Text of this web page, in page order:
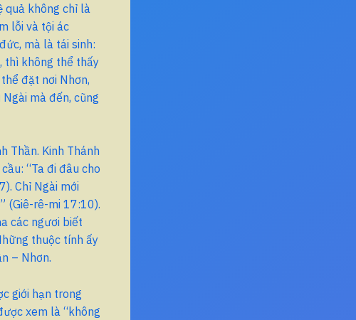
quả không chỉ là
lỗi và tội ác
mà là tái sinh:
thì không thể thấy
đặt nơi Nhơn,
mà đến, cũng
Thần. Kinh Thánh
“Ta đi đâu cho
Chỉ Ngài mới
(Giê-rê-mi 17:10).
các ngươi biết
thuộc tính ấy
– Nhơn.
giới hạn trong
xem là “không